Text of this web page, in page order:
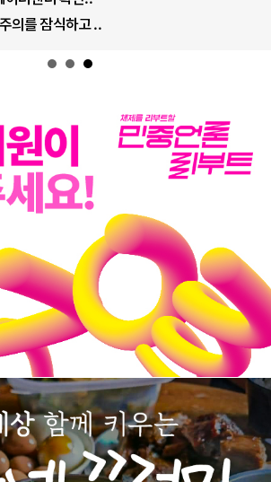
의를 잠식하고 ..